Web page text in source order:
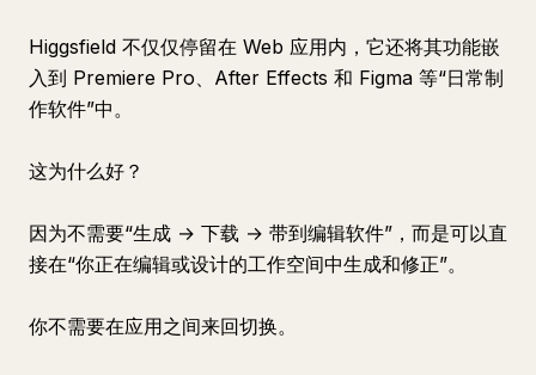
Higgsfield 不仅仅停留在 Web 应用内，它还将其功能嵌
入到 Premiere Pro、After Effects 和 Figma 等“日常制
作软件”中。
这为什么好？
因为不需要“生成 → 下载 → 带到编辑软件”，而是可以直
接在“你正在编辑或设计的工作空间中生成和修正”。
你不需要在应用之间来回切换。